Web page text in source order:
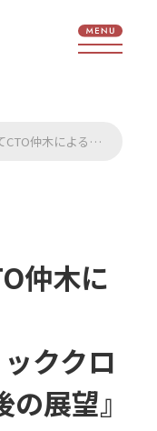
ネティッククロックの発展と今後の展望』が掲載
仲木に
ククロ
の展望』